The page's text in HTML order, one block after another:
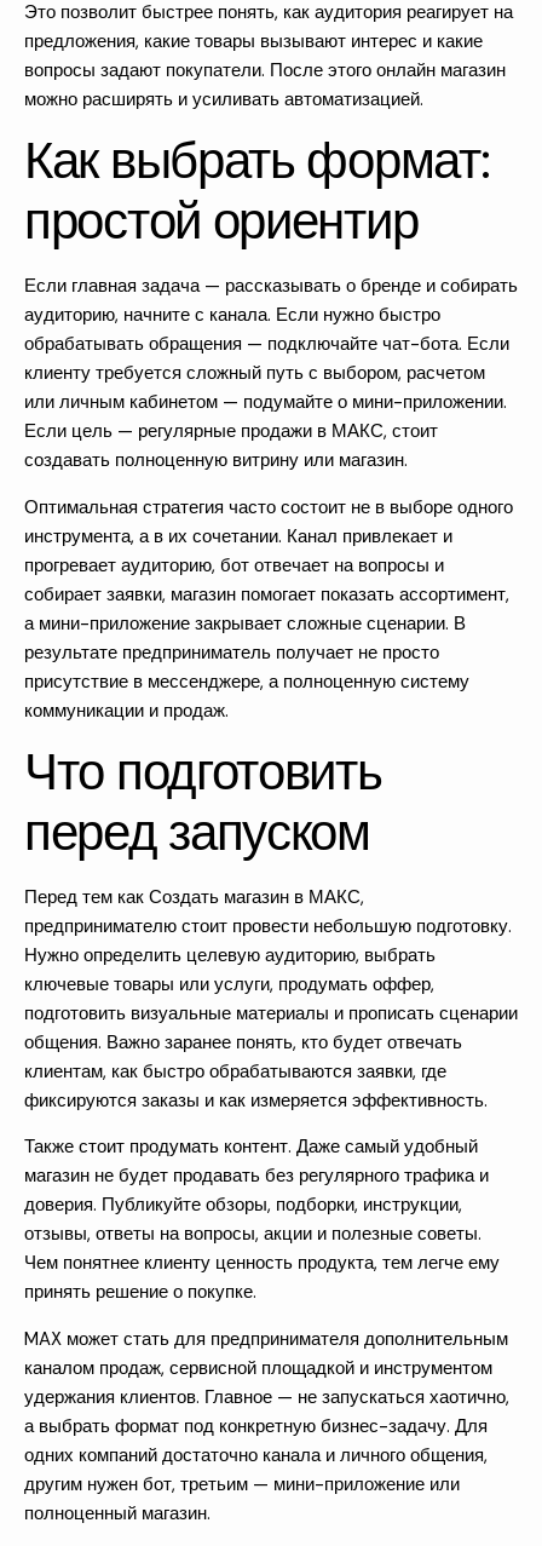
Это позволит быстрее понять, как аудитория реагирует на
предложения, какие товары вызывают интерес и какие
вопросы задают покупатели. После этого онлайн магазин
можно расширять и усиливать автоматизацией.
Как выбрать формат:
простой ориентир
Если главная задача — рассказывать о бренде и собирать
аудиторию, начните с канала. Если нужно быстро
обрабатывать обращения — подключайте чат-бота. Если
клиенту требуется сложный путь с выбором, расчетом
или личным кабинетом — подумайте о мини-приложении.
Если цель — регулярные продажи в МАКС, стоит
создавать полноценную витрину или магазин.
Оптимальная стратегия часто состоит не в выборе одного
инструмента, а в их сочетании. Канал привлекает и
прогревает аудиторию, бот отвечает на вопросы и
собирает заявки, магазин помогает показать ассортимент,
а мини-приложение закрывает сложные сценарии. В
результате предприниматель получает не просто
присутствие в мессенджере, а полноценную систему
коммуникации и продаж.
Что подготовить
перед запуском
Перед тем как Создать магазин в МАКС,
предпринимателю стоит провести небольшую подготовку.
Нужно определить целевую аудиторию, выбрать
ключевые товары или услуги, продумать оффер,
подготовить визуальные материалы и прописать сценарии
общения. Важно заранее понять, кто будет отвечать
клиентам, как быстро обрабатываются заявки, где
фиксируются заказы и как измеряется эффективность.
Также стоит продумать контент. Даже самый удобный
магазин не будет продавать без регулярного трафика и
доверия. Публикуйте обзоры, подборки, инструкции,
отзывы, ответы на вопросы, акции и полезные советы.
Чем понятнее клиенту ценность продукта, тем легче ему
принять решение о покупке.
MAX может стать для предпринимателя дополнительным
каналом продаж, сервисной площадкой и инструментом
удержания клиентов. Главное — не запускаться хаотично,
а выбрать формат под конкретную бизнес-задачу. Для
одних компаний достаточно канала и личного общения,
другим нужен бот, третьим — мини-приложение или
полноценный магазин.